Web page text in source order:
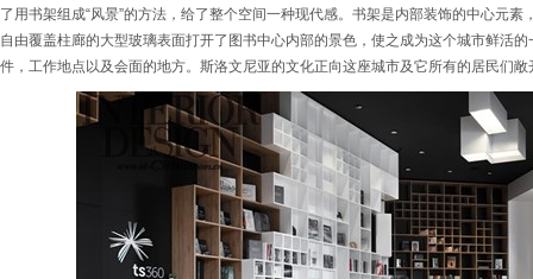
了用书架组成“风景”的方法，给了整个空间一种现代感。书架是内部装饰的中心元
自由覆盖柱廊的大型玻璃表面打开了图书中心内部的景色，使之成为这个城市鲜活
件，工作地点以及会面的地方。斯洛文尼亚的文化正向这座城市及它所有的居民们敞